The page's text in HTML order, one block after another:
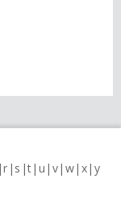
r s t u v w x y